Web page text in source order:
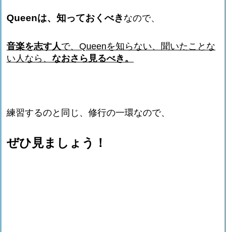
Queenは、知っておくべき なので、
音楽を志す人で、Queenを知らない、聞いたことな
い人なら、 なおさら見るべき。
練習するのと同じ、修行の一環なので、
ぜひ見ましょう！